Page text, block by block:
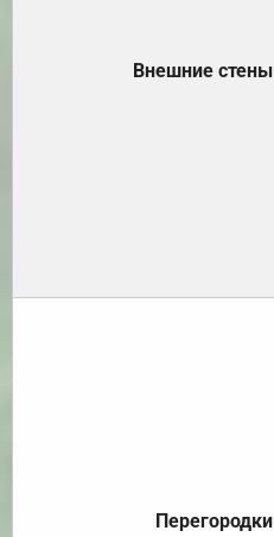
Внешние стены
Перегородки